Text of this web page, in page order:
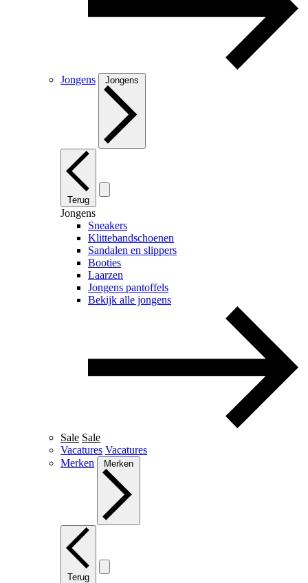
Jongens Jongens
Terug
Jongens
Sneakers
Klittebandschoenen
Sandalen en slippers
Booties
Laarzen
Jongens pantoffels
Bekijk alle jongens
Sale Sale
Vacatures Vacatures
Merken
Merken
Terug